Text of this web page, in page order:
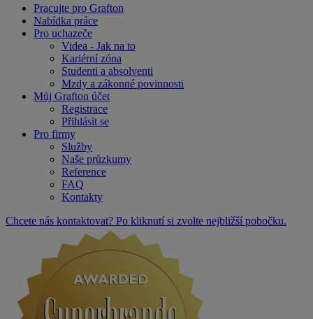
Pracujte pro Grafton
Nabídka práce
Pro uchazeče
Videa - Jak na to
Kariérní zóna
Studenti a absolventi
Mzdy a zákonné povinnosti
Můj Grafton účet
Registrace
Přihlásit se
Pro firmy
Služby
Naše průzkumy
Reference
FAQ
Kontakty
Chcete nás kontaktovat? Po kliknutí si zvolte nejbližší pobočku.